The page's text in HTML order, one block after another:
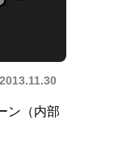
2013.11.30
ン（内部